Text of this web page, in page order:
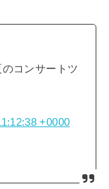
コンサートツ
+0000